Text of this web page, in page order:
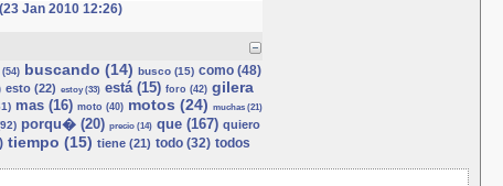
Jan 2010 12:26)
buscando (14) busco (15) como (48)
esto (22) estoy (33) está (15) foro (42) gilera
mas (16) moto (40) motos (24) muchas (21)
porqu� (20) precio (14) que (167) quiero
tiempo (15) tiene (21) todo (32) todos